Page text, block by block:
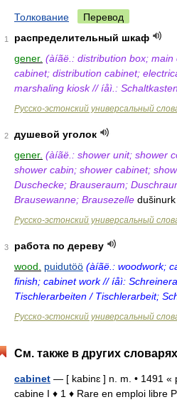
Толкование Перевод
1
распределительный шкаф
gener. (àíãë.: distribution box;
cabinet; distribution cabinet;
marshaling kiosk // íåì.:
Русско-эстонский универсальный
2
душевой уголок
gener. (àíãë.: shower unit; shower
shower cabin; shower cabinet;
Duschecke; Brauseraum;
Brausewanne; Brausezelle dušinurk
Русско-эстонский универсальный
3
работа по дереву
wood.
puidutöö (àíãë.: woodwork;
finish; cabinet work // íåì:
Tischlerarbeiten / Tischlerarbeit;
Русско-эстонский универсальный
См. также в других
cabinet — [ kabinɛ ] n. m. • 1491 «
cabine I ♦ 1 ♦ Rare en emploi libre